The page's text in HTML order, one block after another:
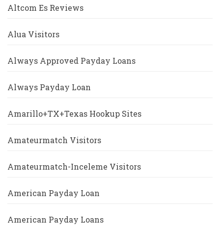
Altcom Es Reviews
Alua Visitors
Always Approved Payday Loans
Always Payday Loan
Amarillo+TX+Texas Hookup Sites
Amateurmatch Visitors
Amateurmatch-Inceleme Visitors
American Payday Loan
American Payday Loans